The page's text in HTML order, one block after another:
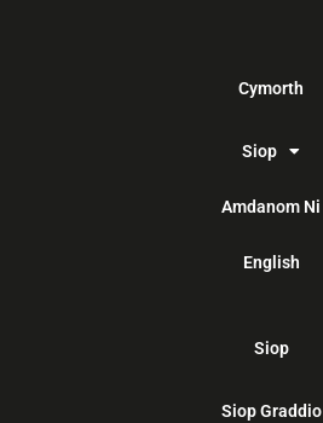
Cymorth
Siop
Amdanom Ni
English
Siop
Siop Graddio